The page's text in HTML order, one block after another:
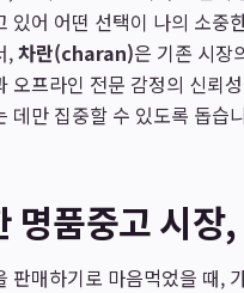
있어 어떤 선택이 나의 소중
,차란(charan)은 기존 시장
오프라인 전문 감정의 신뢰
데만 집중할 수 있도록 돕습
명품중고 시장
판매하기로 마음먹었을 때,